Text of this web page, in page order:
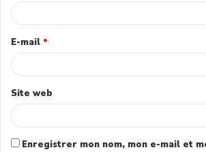
E-mail *
Site web
Enregistrer mon nom, mon e-mail et